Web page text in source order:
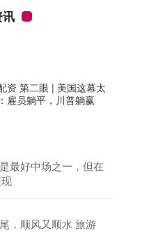
资 第二眼 | 美国这幕太
雇员躺平，川普躺赢
最好中场之一，但在
，顺风又顺水 旅游